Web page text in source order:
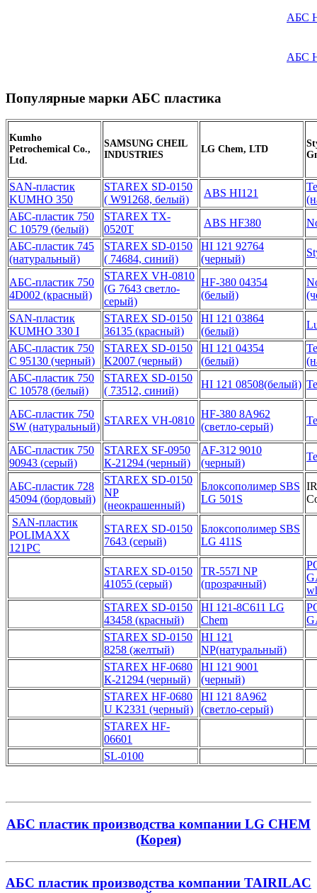
АБС
АБС
Популярные марки АБС пластика
Kumho
Petrochemical Co.,
Ltd.
SAMSUNG CHEIL
INDUSTRIES
LG Chem, LTD
SAN-пластик
KUMHO 350
STAREX SD-0150
( W91268, белый)
ABS HI121
АБС-пластик 750
С 10579 (белый)
STAREX TX-
0520T
ABS HF380
АБС-пластик 745
(натуральный)
STAREX SD-0150
( 74684, синий)
HI 121 92764
(черный)
АБС-пластик 750
4D002 (красный)
STAREX VH-0810
(G 7643 светло-
серый)
HF-380 04354
(белый)
SAN-пластик
KUMHO 330 I
STAREX SD-0150
36135 (красный)
HI 121 03864
(белый)
АБС-пластик 750
С 95130 (черный)
STAREX SD-0150
K2007 (черный)
HI 121 04354
(белый)
АБС-пластик 750
С 10578 (белый)
STAREX SD-0150
( 73512, синий)
HI 121 08508(белый)
АБС-пластик 750
SW (натуральный)
STAREX VH-0810
HF-380 8А962
(светло-серый)
АБС-пластик 750
90943 (серый)
STAREX SF-0950
К-21294 (черный)
AF-312 9010
(черный)
АБС-пластик 728
45094 (бордовый)
STAREX SD-0150
NP
(неокрашенный)
Блоксополимер SBS
LG 501S
SAN-пластик
POLIMAXX
121PC
STAREX SD-0150
7643 (серый)
Блоксополимер SBS
LG 411S
STAREX SD-0150
41055 (серый)
TR-557I NP
(прозрачный)
STAREX SD-0150
43458 (красный)
HI 121-8C611 LG
Chem
STAREX SD-0150
8258 (желтый)
HI 121
NP(натуральный)
STAREX HF-0680
К-21294 (черный)
HI 121 9001
(черный)
STAREX HF-0680
U K2331 (черный)
HI 121 8А962
(светло-серый)
STAREX HF-
06601
SL-0100
АБС пластик производства компании LG CHEM
(Корея)
АБС пластик производства компании TAIRILAC